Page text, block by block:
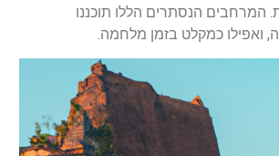
המרחבים הנסתרים הללו תוכננו
ואפילו כמקלט בזמן מלחמה.